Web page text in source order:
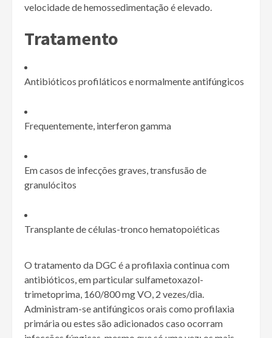
velocidade de hemossedimentação é elevado.
Tratamento
Antibióticos profiláticos e normalmente antifúngicos
Frequentemente, interferon gamma
Em casos de infecções graves, transfusão de
granulócitos
Transplante de células-tronco hematopoiéticas
O tratamento da DGC é a profilaxia continua com
antibióticos, em particular sulfametoxazol-
trimetoprima, 160/800 mg VO, 2 vezes/dia.
Administram-se antifúngicos orais como profilaxia
primária ou estes são adicionados caso ocorram